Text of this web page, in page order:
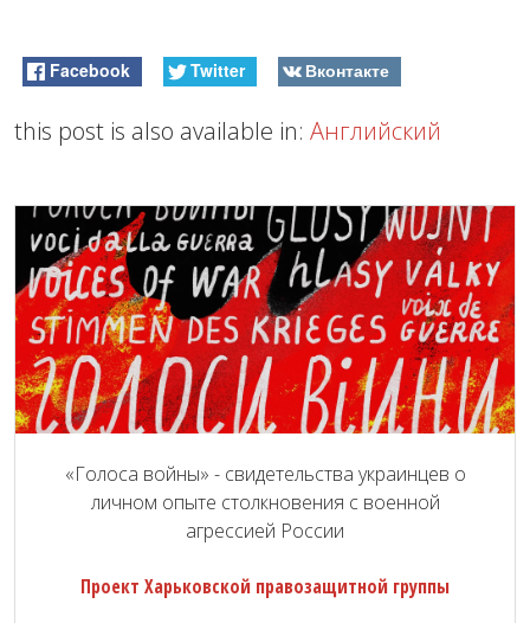
Facebook Twitter Вконтакте
this post is also available in: Английский
«Голоса войны» - свидетельства украинцев о
личном опыте столкновения с военной
агрессией России
Проект Харьковской правозащитной группы